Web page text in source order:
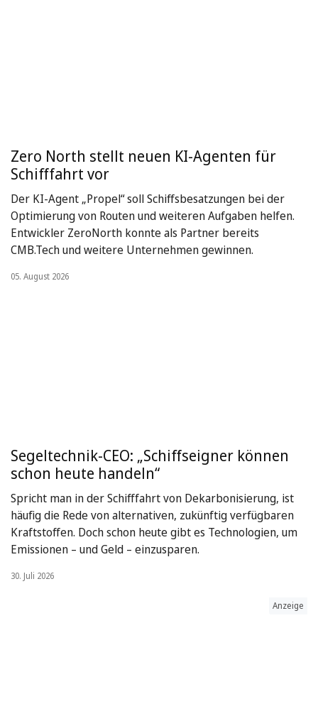
Zero North stellt neuen KI-Agenten für
Schifffahrt vor
Der KI-Agent „Propel“ soll Schiffsbesatzungen bei der
Optimierung von Routen und weiteren Aufgaben helfen.
Entwickler ZeroNorth konnte als Partner bereits
CMB.Tech und weitere Unternehmen gewinnen.
05. August 2026
Segeltechnik-CEO: „Schiffseigner können
schon heute handeln“
Spricht man in der Schifffahrt von Dekarbonisierung, ist
häufig die Rede von alternativen, zukünftig verfügbaren
Kraftstoffen. Doch schon heute gibt es Technologien, um
Emissionen – und Geld – einzusparen.
30. Juli 2026
Anzeige